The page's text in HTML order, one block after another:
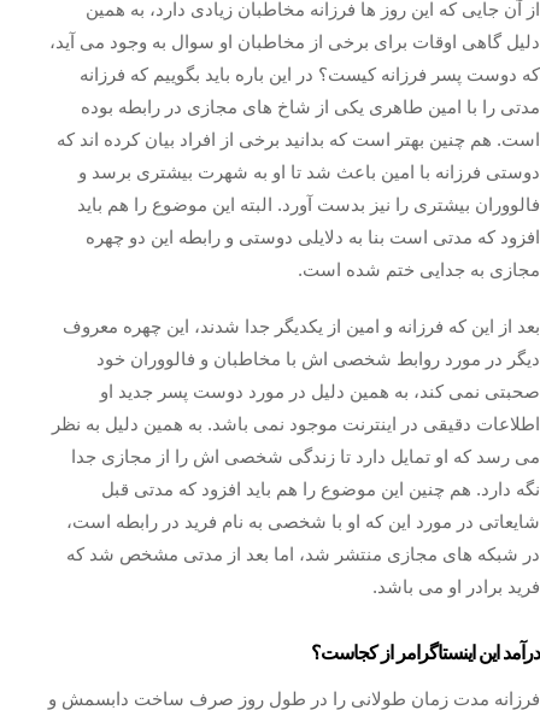
از آن جایی که این روز ها فرزانه مخاطبان زیادی دارد، به همین
دلیل گاهی اوقات برای برخی از مخاطبان او سوال به وجود می آید،
که دوست پسر فرزانه کیست؟ در این باره باید بگوییم که فرزانه
مدتی را با امین طاهری یکی از شاخ های مجازی در رابطه بوده
است. هم چنین بهتر است که بدانید برخی از افراد بیان کرده اند که
دوستی فرزانه با امین باعث شد تا او به شهرت بیشتری برسد و
فالووران بیشتری را نیز بدست آورد. البته این موضوع را هم باید
افزود که مدتی است بنا به دلایلی دوستی و رابطه این دو چهره
مجازی به جدایی ختم شده است.
بعد از این که فرزانه و امین از یکدیگر جدا شدند، این چهره معروف
دیگر در مورد روابط شخصی اش با مخاطبان و فالووران خود
صحبتی نمی کند، به همین دلیل در مورد دوست پسر جدید او
اطلاعات دقیقی در اینترنت موجود نمی باشد. به همین دلیل به نظر
می رسد که او تمایل دارد تا زندگی شخصی اش را از مجازی جدا
نگه دارد. هم چنین این موضوع را هم باید افزود که مدتی قبل
شایعاتی در مورد این که او با شخصی به نام فرید در رابطه است،
در شبکه های مجازی منتشر شد، اما بعد از مدتی مشخص شد که
فرید برادر او می باشد.
درآمد این اینستاگرامر از کجاست؟
فرزانه مدت زمان طولانی را در طول روز صرف ساخت دابسمش و